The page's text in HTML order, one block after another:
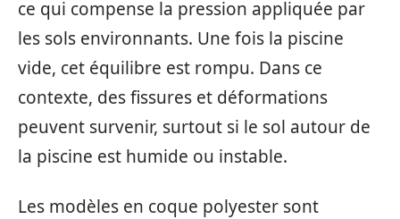
ce qui compense la pression appliquée par
les sols environnants. Une fois la piscine
vide, cet équilibre est rompu. Dans ce
contexte, des fissures et déformations
peuvent survenir, surtout si le sol autour de
la piscine est humide ou instable.
Les modèles en coque polyester sont